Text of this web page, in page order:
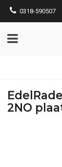
0318-590507
2NO